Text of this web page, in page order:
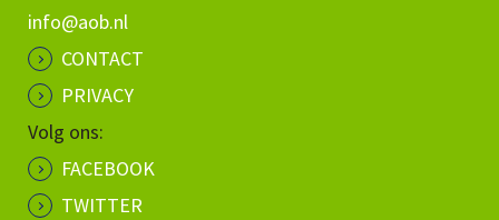
info@aob.nl
CONTACT
PRIVACY
Volg ons:
FACEBOOK
TWITTER